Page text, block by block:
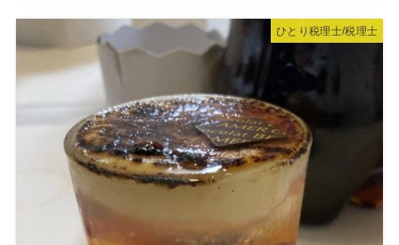
ひとり税理士/税理士